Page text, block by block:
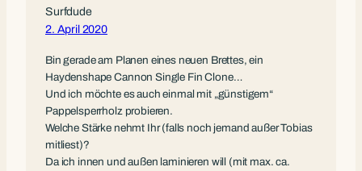
Surfdude
2. April 2020
Bin gerade am Planen eines neuen Brettes, ein
Haydenshape Cannon Single Fin Clone…
Und ich möchte es auch einmal mit „günstigem“
Pappelsperrholz probieren.
Welche Stärke nehmt Ihr (falls noch jemand außer Tobias
mitliest)?
Da ich innen und außen laminieren will (mit max. ca.